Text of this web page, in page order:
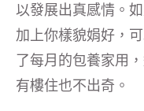
以發展出真感情。
加上你樣貌娟好，
了每月的包養家用
有樓住也不出奇。